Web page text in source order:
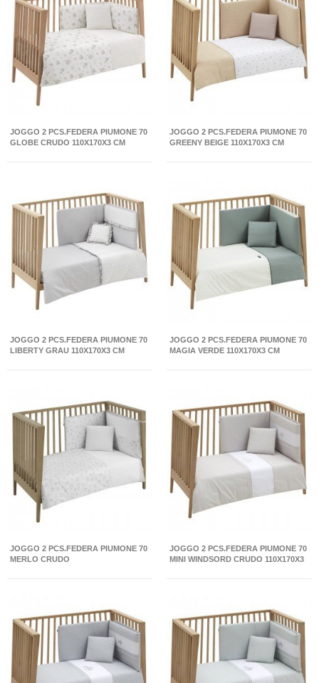
JOGGO 2 PCS.FEDERA PIUMONE 70
GLOBE CRUDO 110X170X3 CM
JOGGO 2 PCS.FEDERA PIUMONE 70
GREENY BEIGE 110X170X3 CM
JOGGO 2 PCS.FEDERA PIUMONE 70
LIBERTY GRAU 110X170X3 CM
JOGGO 2 PCS.FEDERA PIUMONE 70
MAGIA VERDE 110X170X3 CM
JOGGO 2 PCS.FEDERA PIUMONE 70
MERLO CRUDO
JOGGO 2 PCS.FEDERA PIUMONE 70
MINI WINDSORD CRUDO 110X170X3